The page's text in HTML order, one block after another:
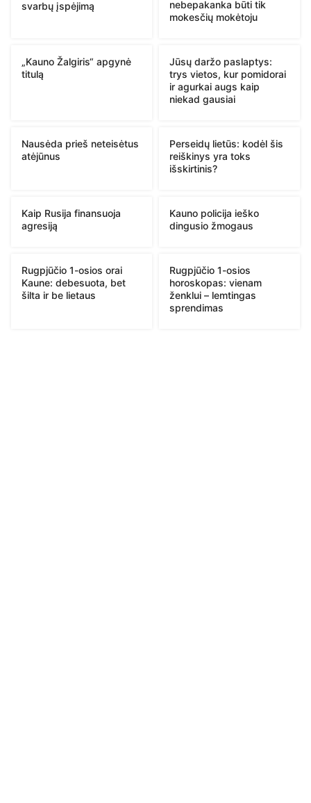
svarbų įspėjimą
nebepakanka būti tik
mokesčių mokėtoju
„Kauno Žalgiris“ apgynė
titulą
Jūsų daržo paslaptys:
trys vietos, kur pomidorai
ir agurkai augs kaip
niekad gausiai
Nausėda prieš neteisėtus
atėjūnus
Perseidų lietūs: kodėl šis
reiškinys yra toks
išskirtinis?
Kaip Rusija finansuoja
agresiją
Kauno policija ieško
dingusio žmogaus
Rugpjūčio 1-osios orai
Kaune: debesuota, bet
šilta ir be lietaus
Rugpjūčio 1-osios
horoskopas: vienam
ženklui – lemtingas
sprendimas